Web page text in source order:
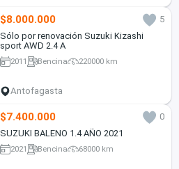
$8.000.000
5
Sólo por renovación Suzuki Kizashi
sport AWD 2.4 A
2011 Bencina 220000 km
Antofagasta
$7.400.000
0
SUZUKI BALENO 1.4 AÑO 2021
2021 Bencina 68000 km